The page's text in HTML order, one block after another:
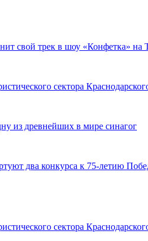
свой трек в шоу «Конфетка»
сектора
из древнейших в мире синагог
два конкурса к 75-летию
сектора